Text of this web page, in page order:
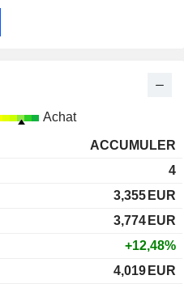
Achat
ACCUMULER
4
3,355 EUR
3,774 EUR
+12,48%
4,019 EUR